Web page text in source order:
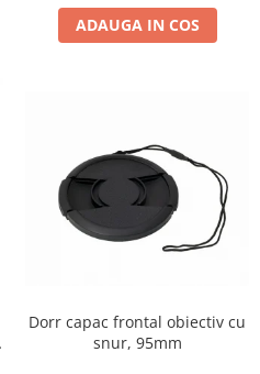
ADAUGA IN COS
Dorr capac frontal obiectiv cu
snur, 95mm